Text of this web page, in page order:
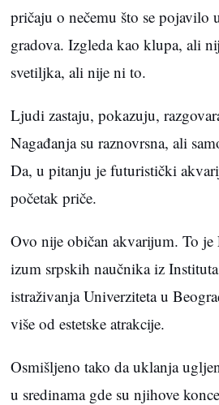
pričaju o nečemu što se pojavilo
gradova. Izgleda kao klupa, ali
svetiljka, ali nije ni to.
Ljudi zastaju, pokazuju,
Nagađanja su raznovrsna, ali
Da, u pitanju je futuristički
početak priče.
Ovo nije običan akvarijum. To
izum srpskih naučnika iz
istraživanja Univerziteta u
više od estetske atrakcije.
Osmišljeno tako da uklanja
u sredinama gde su njihove